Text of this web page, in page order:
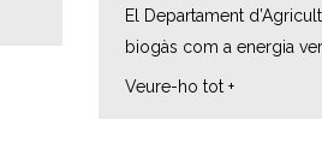
El Departament
biogàs com a energia
Veure-ho tot +